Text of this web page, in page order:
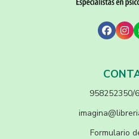
958252350/
Formulario